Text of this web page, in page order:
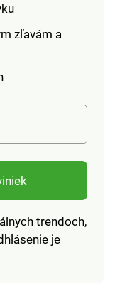
zľavám a
trendoch,
je